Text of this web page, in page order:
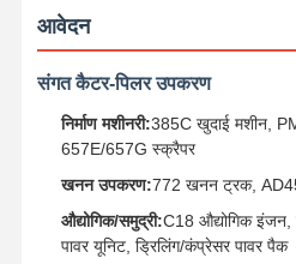
आवेदन
संगत कैटर-पिलर उपकरण
निर्माण मशीनरी:385C खुदाई मशीन,
657E/657G स्क्रैपर
खनन उपकरण:772 खनन ट्रक,
औद्योगिक/समुद्री:C18 औद्योगिक इंजन,
पावर यूनिट, ड्रिलिंग/कंप्रेसर पावर पैक